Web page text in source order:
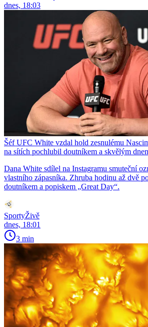
dnes, 18:03
Šéf UFC White vzdal hold zesnulému
na sítích pochlubil doutníkem a skvělým
Dana White sdílel na Instagramu smuteční
vlastního zápasníka. Zhruba hodinu až dvě
doutníkem a popiskem „Great Day“.
SportyŽivě
dnes, 18:01
3 min